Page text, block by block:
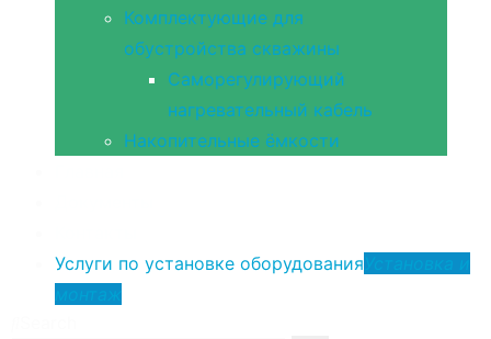
Комплектующие для
обустройства скважины
Саморегулирующий
нагревательный кабель
Накопительные ёмкости
Услуги по установке оборудования